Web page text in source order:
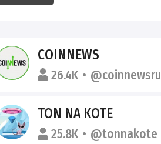
COINNEWS
26.4K @coinnewsru
TON NA KOTE
25.8K @tonnakote